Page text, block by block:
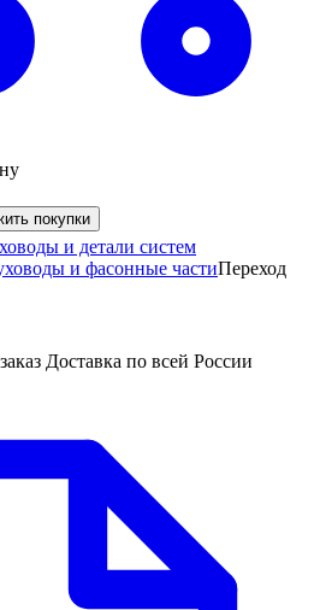
покупки
и детали систем
и фасонные частиПереход
Доставка по всей России